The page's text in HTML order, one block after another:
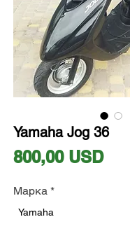
Yamaha Jog 36
800,00 USDЦіна
Марка *
Yamaha